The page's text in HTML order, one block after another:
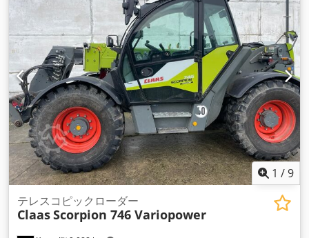
1 /9
テレスコピックローダー
ClaasScorpion 746 Variopower